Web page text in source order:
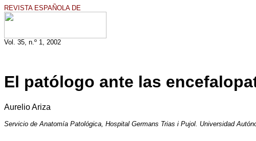
REVISTA ESPAÑOLA DE
Vol. 35, n.º 1, 2002
El patólogo ante las
Aurelio Ariza
Servicio de Anatomía Patológica, Hospital Germans Trias i Pujol. Universidad